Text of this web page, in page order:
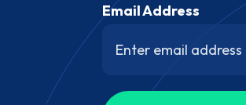
Email Address